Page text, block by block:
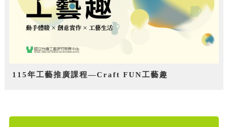
115年工藝推廣課程—Craft FUN工藝趣